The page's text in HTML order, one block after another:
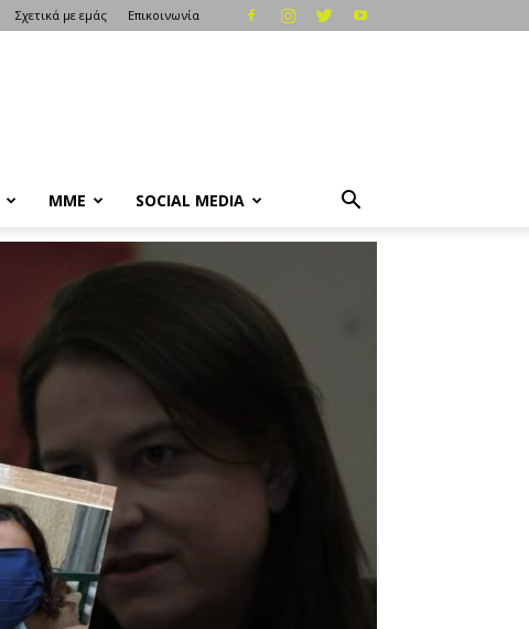
Σχετικά με εμάς Επικοινωνία
ΜΜΕ SOCIAL MEDIA